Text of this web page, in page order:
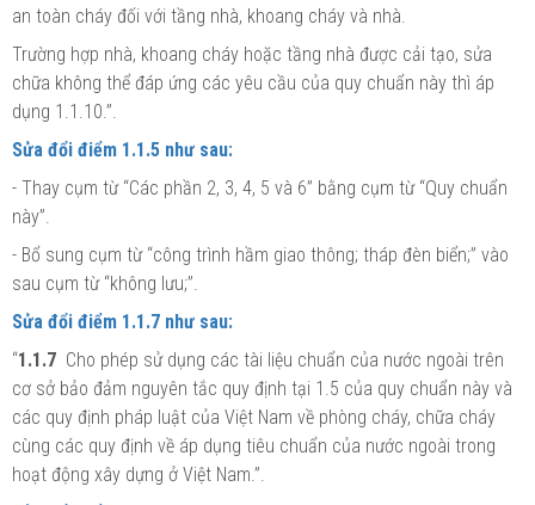
an toàn cháy đối với tầng nhà, khoang cháy và nhà.
Trường hợp nhà, khoang cháy hoặc tầng nhà được cải tạo, sửa
chữa không thể đáp ứng các yêu cầu của quy chuẩn này thì áp
dụng 1.1.10.”.
Sửa đổi điểm 1.1.5 như sau:
- Thay cụm từ “Các phần 2, 3, 4, 5 và 6” bằng cụm từ “Quy chuẩn
này”
- Bổ sung cụm từ “công trình hầm giao thông; tháp đèn biển;” vào
sau cụm từ “không lưu;”
Sửa đổi điểm 1.1.7 như sau:
“1.1.7 Cho phép sử dụng các tài liệu chuẩn của nước ngoài trên
cơ sở bảo đảm nguyên tắc quy định tại 1.5 của quy chuẩn này và
các quy định pháp luật của Việt Nam về phòng cháy, chữa cháy
cùng các quy định về áp dụng tiêu chuẩn của nước ngoài trong
hoạt động xây dựng ở Việt Nam.”.